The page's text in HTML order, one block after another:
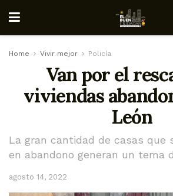
Home Vivir mejor Policía
Van por el
viviendas
León
La gran cantidad de casas que
en abandono generan un tema
agosto 14, 2022